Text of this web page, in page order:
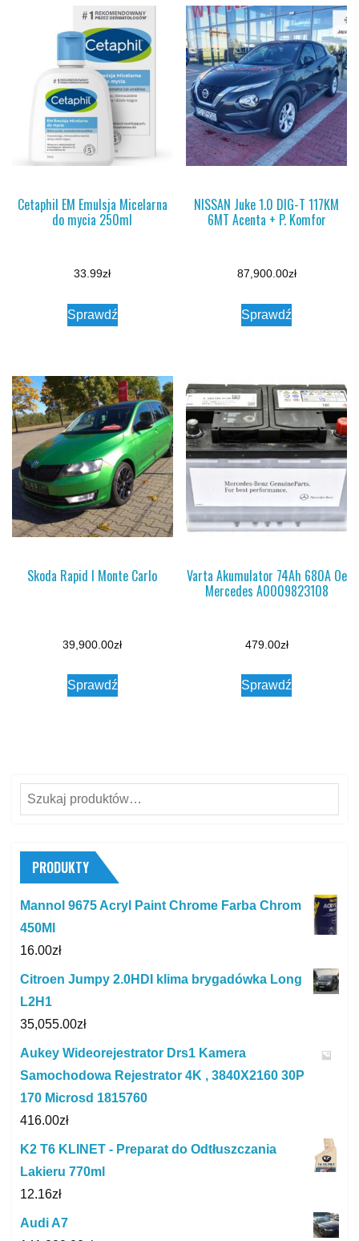
Cetaphil EM Emulsja Micelarna
do mycia 250ml
33.99zł
Sprawdź
NISSAN Juke 1.0 DIG-T 117KM
6MT Acenta + P. Komfor
87,900.00zł
Sprawdź
Skoda Rapid I Monte Carlo
39,900.00zł
Sprawdź
Varta Akumulator 74Ah 680A Oe
Mercedes A0009823108
479.00zł
Sprawdź
Szukaj:
PRODUKTY
Mannol 9675 Acryl Paint Chrome Farba Chrom
450Ml
16.00zł
Citroen Jumpy 2.0HDI klima brygadówka Long
L2H1
35,055.00zł
Aukey Wideorejestrator Drs1 Kamera
Samochodowa Rejestrator 4K , 3840X2160 30P
170 Microsd 1815760
416.00zł
K2 T6 KLINET - Preparat do Odtłuszczania
Lakieru 770ml
12.16zł
Audi A7